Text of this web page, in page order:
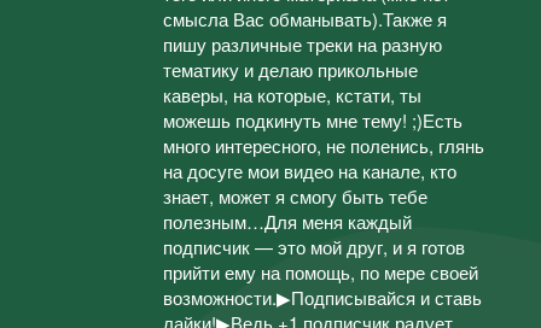
смысла Вас обманывать).Также я
пишу различные треки на разную
тематику и делаю прикольные
каверы, на которые, кстати, ты
можешь подкинуть мне тему! ;)Есть
много интересного, не поленись, глянь
на досуге мои видео на канале, кто
знает, может я смогу быть тебе
полезным…Для меня каждый
подписчик — это мой друг, и я готов
прийти ему на помощь, по мере своей
возможности.▶Подписывайся и ставь
лайки!▶Ведь +1 подписчик радует